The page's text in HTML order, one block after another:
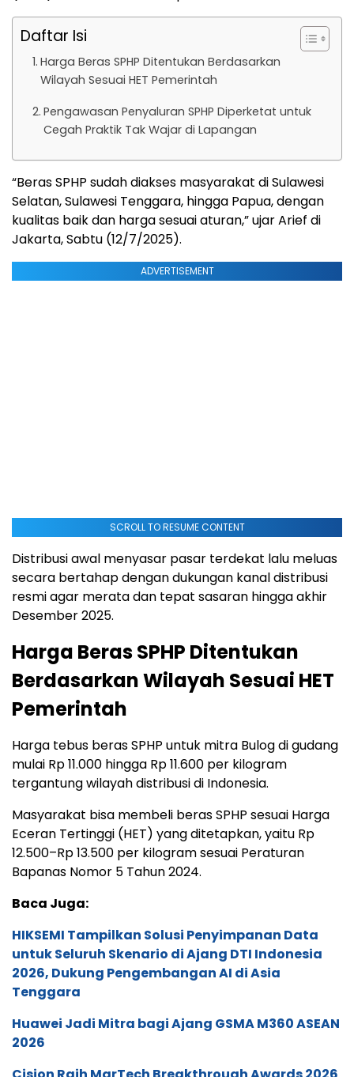
Daftar Isi
Harga Beras SPHP Ditentukan Berdasarkan
Wilayah Sesuai HET Pemerintah
Pengawasan Penyaluran SPHP Diperketat untuk
Cegah Praktik Tak Wajar di Lapangan
“Beras SPHP sudah diakses masyarakat di Sulawesi
Selatan, Sulawesi Tenggara, hingga Papua, dengan
kualitas baik dan harga sesuai aturan,” ujar Arief di
Jakarta, Sabtu (12/7/2025).
ADVERTISEMENT
SCROLL TO RESUME CONTENT
Distribusi awal menyasar pasar terdekat lalu meluas
secara bertahap dengan dukungan kanal distribusi
resmi agar merata dan tepat sasaran hingga akhir
Desember 2025.
Harga Beras SPHP Ditentukan
Berdasarkan Wilayah Sesuai HET
Pemerintah
Harga tebus beras SPHP untuk mitra Bulog di gudang
mulai Rp 11.000 hingga Rp 11.600 per kilogram
tergantung wilayah distribusi di Indonesia.
Masyarakat bisa membeli beras SPHP sesuai Harga
Eceran Tertinggi (HET) yang ditetapkan, yaitu Rp
12.500–Rp 13.500 per kilogram sesuai Peraturan
Bapanas Nomor 5 Tahun 2024.
Baca Juga:
HIKSEMI Tampilkan Solusi Penyimpanan Data
untuk Seluruh Skenario di Ajang DTI Indonesia
2026, Dukung Pengembangan AI di Asia
Tenggara
Huawei Jadi Mitra bagi Ajang GSMA M360 ASEAN
2026